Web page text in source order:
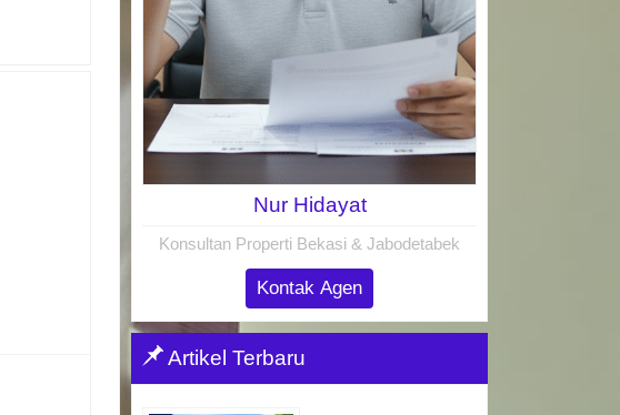
Nur Hidayat
Konsultan Properti Bekasi & Jabodetabek
Kontak Agen
Artikel Terbaru